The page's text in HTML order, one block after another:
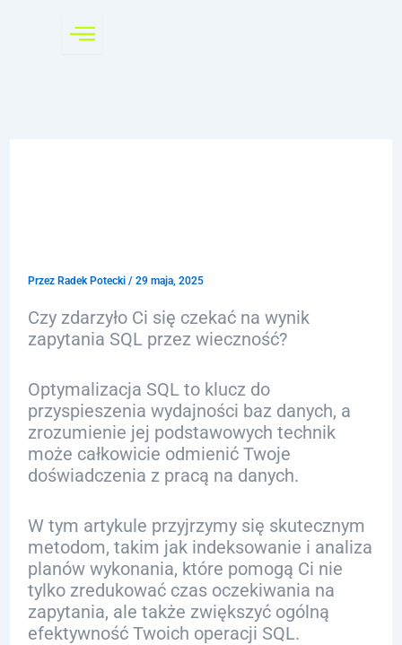
Przez Radek Potecki / 29 maja, 2025
Czy zdarzyło Ci się czekać na wynik
zapytania SQL przez wieczność?
Optymalizacja SQL to klucz do
przyspieszenia wydajności baz danych, a
zrozumienie jej podstawowych technik
może całkowicie odmienić Twoje
doświadczenia z pracą na danych.
W tym artykule przyjrzymy się skutecznym
metodom, takim jak indeksowanie i analiza
planów wykonania, które pomogą Ci nie
tylko zredukować czas oczekiwania na
zapytania, ale także zwiększyć ogólną
efektywność Twoich operacji SQL.